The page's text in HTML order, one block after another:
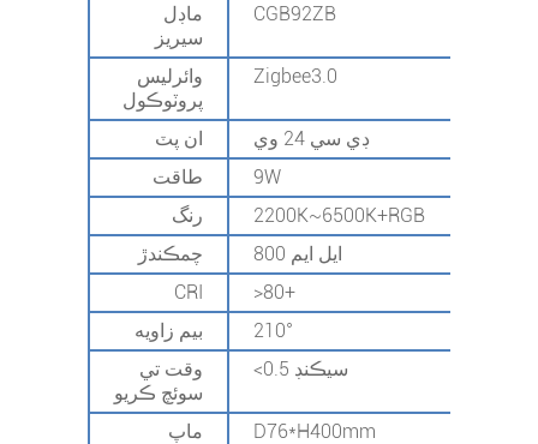
ماڊل
سيريز
CGB92ZB
وائرليس
پروٽوڪول
Zigbee3.0
ان پٽ
ڊي سي 24 وي
طاقت
9W
رنگ
2200K~6500K+RGB
چمڪندڙ
800 ايل ايم
CRI
>80+
بيم زاويه
210°
وقت تي
سوئچ ڪريو
<0.5 سيڪنڊ
ماپ
D76*H400mm